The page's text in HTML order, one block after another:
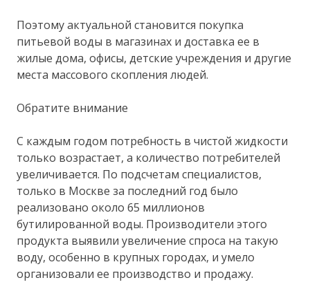
Поэтому актуальной становится покупка
питьевой воды в магазинах и доставка ее в
жилые дома, офисы, детские учреждения и другие
места массового скопления людей.
Обратите внимание
С каждым годом потребность в чистой жидкости
только возрастает, а количество потребителей
увеличивается. По подсчетам специалистов,
только в Москве за последний год было
реализовано около 65 миллионов
бутилированной воды. Производители этого
продукта выявили увеличение спроса на такую
воду, особенно в крупных городах, и умело
организовали ее производство и продажу.